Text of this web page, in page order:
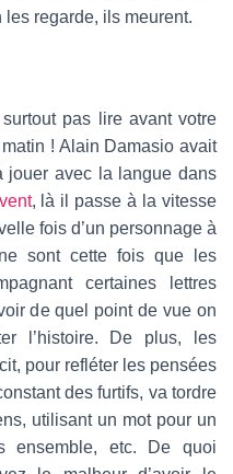
les regarde, ils meurent.
pas lire avant votre
! Alain Damasio avait
jouer avec la langue dans
, là il passe à la vitesse
fois d’un personnage à
sont cette fois que les
certaines lettres
de quel point de vue on
l’histoire. De plus, les
pour refléter les pensées
des furtifs, va tordre
utilisant un mot pour un
ensemble, etc. De quoi